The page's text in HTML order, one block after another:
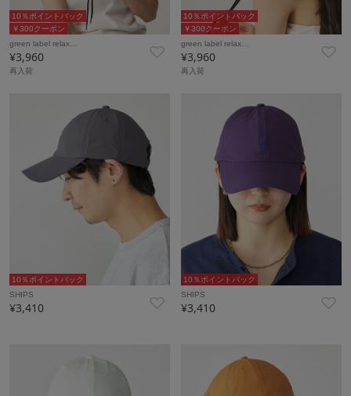
￥300クーポン
10％ポイントバック
green label relax…
¥3,960
再入荷
￥300クーポン
10％ポイントバック
green label relax…
¥3,960
再入荷
10％ポイントバック
SHIPS
¥3,410
10％ポイントバック
SHIPS
¥3,410